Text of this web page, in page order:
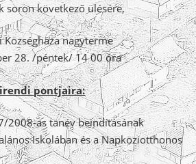
soron következő ülésére,
nagyterme
28. /péntek/ 14 00 óra
pontjaira:
2008-as tanév beindításának
Iskolában és a Napköziotthonos